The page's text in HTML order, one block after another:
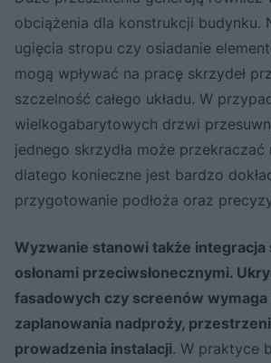
obciążenia dla konstrukcji budynku.
ugięcia stropu czy osiadanie
mogą wpływać na pracę skrzydeł
szczelność całego układu. W
wielkogabarytowych drzwi
jednego skrzydła może przekraczać
dlatego konieczne jest bardzo
przygotowanie podłoża oraz
Wyzwanie stanowi także integracja
osłonami przeciwsłonecznymi.
fasadowych czy screenów
zaplanowania nadproży,
prowadzenia instalacji. W praktyce